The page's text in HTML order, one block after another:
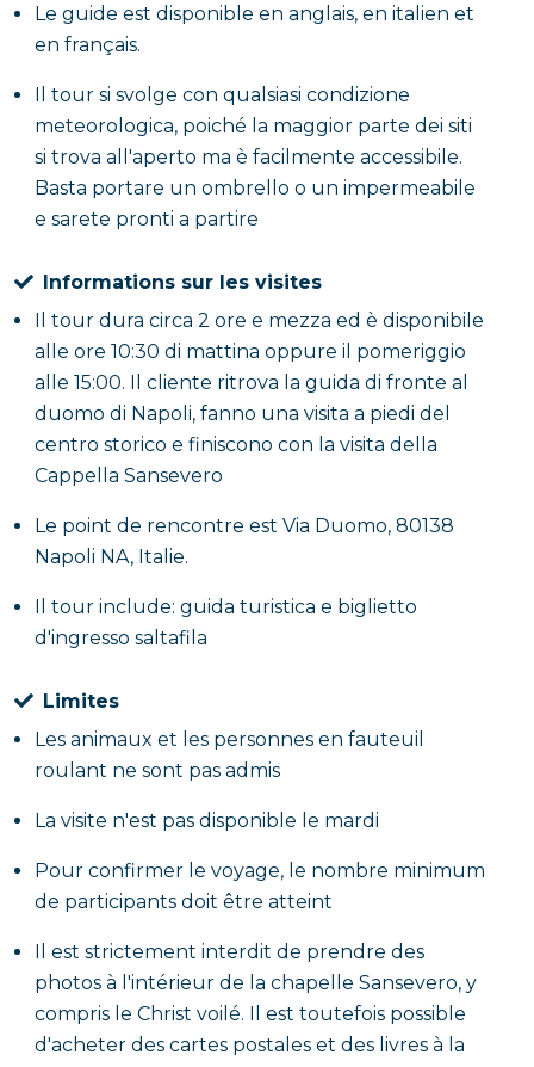
Le guide est disponible en anglais, en italien et
en français.
Il tour si svolge con qualsiasi condizione
meteorologica, poiché la maggior parte dei siti
si trova all'aperto ma è facilmente accessibile.
Basta portare un ombrello o un impermeabile
e sarete pronti a partire
Informations sur les visites
Il tour dura circa 2 ore e mezza ed è disponibile
alle ore 10:30 di mattina oppure il pomeriggio
alle 15:00. Il cliente ritrova la guida di fronte al
duomo di Napoli, fanno una visita a piedi del
centro storico e finiscono con la visita della
Cappella Sansevero
Le point de rencontre est Via Duomo, 80138
Napoli NA, Italie.
Il tour include: guida turistica e biglietto
d'ingresso saltafila
Limites
Les animaux et les personnes en fauteuil
roulant ne sont pas admis
La visite n'est pas disponible le mardi
Pour confirmer le voyage, le nombre minimum
de participants doit être atteint
Il est strictement interdit de prendre des
photos à l'intérieur de la chapelle Sansevero, y
compris le Christ voilé. Il est toutefois possible
d'acheter des cartes postales et des livres à la